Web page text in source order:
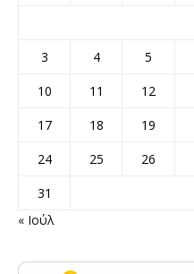
3
4 5
10
11 12
17
18 19
24
25 26
31
« Ιούλ